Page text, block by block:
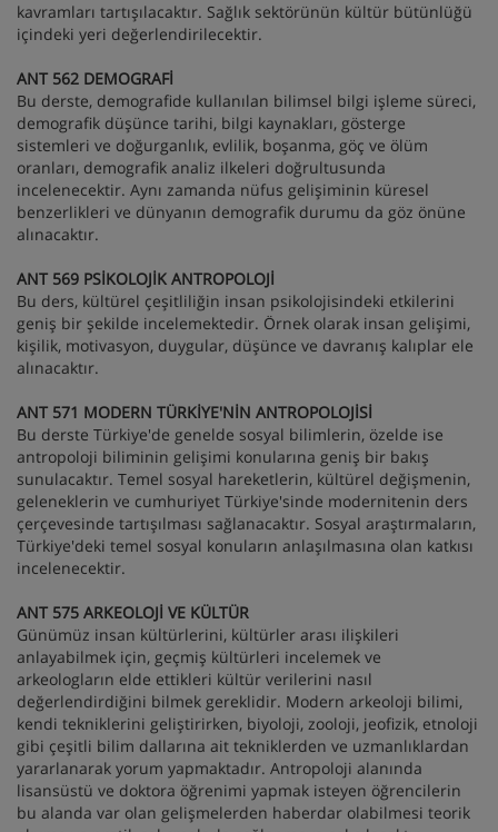
kavramları tartışılacaktır. Sağlık sektörünün kültür bütünlüğü
içindeki yeri değerlendirilecektir.
ANT 562 DEMOGRAFİ
Bu derste, demografide kullanılan bilimsel bilgi işleme süreci,
demografik düşünce tarihi, bilgi kaynakları, gösterge
sistemleri ve doğurganlık, evlilik, boşanma, göç ve ölüm
oranları, demografik analiz ilkeleri doğrultusunda
incelenecektir. Aynı zamanda nüfus gelişiminin küresel
benzerlikleri ve dünyanın demografik durumu da göz önüne
alınacaktır.
ANT 569 PSİKOLOJİK ANTROPOLOJİ
Bu ders, kültürel çeşitliliğin insan psikolojisindeki etkilerini
geniş bir şekilde incelemektedir. Örnek olarak insan gelişimi,
kişilik, motivasyon, duygular, düşünce ve davranış kalıplar ele
alınacaktır.
ANT 571 MODERN TÜRKİYE'NİN ANTROPOLOJİSİ
Bu derste Türkiye'de genelde sosyal bilimlerin, özelde ise
antropoloji biliminin gelişimi konularına geniş bir bakış
sunulacaktır. Temel sosyal hareketlerin, kültürel değişmenin,
geleneklerin ve cumhuriyet Türkiye'sinde modernitenin ders
çerçevesinde tartışılması sağlanacaktır. Sosyal araştırmaların,
Türkiye'deki temel sosyal konuların anlaşılmasına olan katkısı
incelenecektir.
ANT 575 ARKEOLOJİ VE KÜLTÜR
Günümüz insan kültürlerini, kültürler arası ilişkileri
anlayabilmek için, geçmiş kültürleri incelemek ve
arkeologların elde ettikleri kültür verilerini nasıl
değerlendirdiğini bilmek gereklidir. Modern arkeoloji bilimi,
kendi tekniklerini geliştirirken, biyoloji, zooloji, jeofizik, etnoloji
gibi çeşitli bilim dallarına ait tekniklerden ve uzmanlıklardan
yararlanarak yorum yapmaktadır. Antropoloji alanında
lisansüstü ve doktora öğrenimi yapmak isteyen öğrencilerin
bu alanda var olan gelişmelerden haberdar olabilmesi teorik